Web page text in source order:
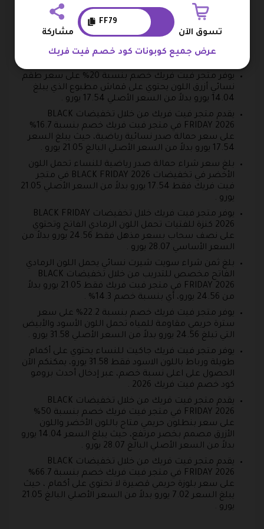
بدلاً من السعر الأصلي 63.16 يورو .
تعرف على قائمة تخفيضات BLACK
FRIDAY 2026 في متجر فيت فريك
يوفر متجر فيت فريك خصم بنسبة 20% على سعر طقم
نسائي أزرق اللون يحتوي على قماش مطبوع الذي يبلغ
14.04 يورو بدلاً من السعر الأصلي 17.54 يورو .
يقدم متجر فيت فريك من خلال تخفيضات BLACK
FRIDAY 2026 في متجر فيت فريك خصم بنسبة 16.7%
على سعر حمالة صدر نسائية رياضية، حيث يبلغ السعر
17.54 يورو بدلاً من السعر الأصلي البالغ 21.05 يورو .
بلغ سعر شراء حمالة صدر رياضية للنساء تحمل اللون
الأخضر في تخفيضات BLACK FRIDAY 2026 في متجر
فيت فريك فقط 17.54 يورو بدلاً من السعر الأصلي 21.05
يورو .
يوفر متجر فيت فريك خلال تخفيضات BLACK FRIDAY
2026 كنزة للفتيات تحمل اللون الرمادي الفاتح وتحتوي
على نصف سحاب بسعر مذهل فقط 24.56 يورو بدلاً من
السعر الأساسي 28.07 يورو .
بلغ ثمن شراء سويت شيرت نسائي يحمل اللون الرمادي
الفاتح مخصص للتدريب من خلال تخفيضات BLACK
FRIDAY 2026 في متجر فيت فريك فقط 21.05 يورو بدلاً
من 24.56 يورو، أي بنسبة خصم 14.3% .
يوفر متجر فيت فريك خصم بنسبة 22.2% على سعر
سترة حريمي مقاومة للمياه تحمل اللون الأسود والأبيض
التي تبلغ 24.56 يورو بدلاً من السعر الأصلي 31.58 يورو .
يوفر متجر فيت فريك جاكيت للنساء يحتوي على أكمام
طويلة ورباط باللون الاسود فقط 31.58 يورو، يمكنكم الآن
الحصول على اعلى نسبة خصم، عبر إدخال أحدث برومو
كود خصم فيت فريك 2026 .
يقدم متجر فيت فريك من خلال تخفيضات BLACK
FRIDAY 2026 في متجر فيت فريك خصم بنسبة 50%
على سعر بنطلون حريمي متاح باللون الأخضر واللون
الأزرق مصمم بخصر مرتفع، حيث يبلغ السعر 14.04 يورو
بدلاً من السعر الأصلي البالغ 28.07 يورو .
يقدم متجر فيت فريك من خلال تخفيضات BLACK
FRIDAY 2026 في متجر فيت فريك خصم بنسبة 66.7%
على سعر بلوزة حريمي قصيرة لا تحتوي على أكمام ، حيث
يبلغ السعر 7.02 يورو بدلاً من السعر الأصلي البالغ 21.05
يورو .
تسوق الآن
FF79
مشاركة
عرض جميع كوبونات كود خصم فيت فريك